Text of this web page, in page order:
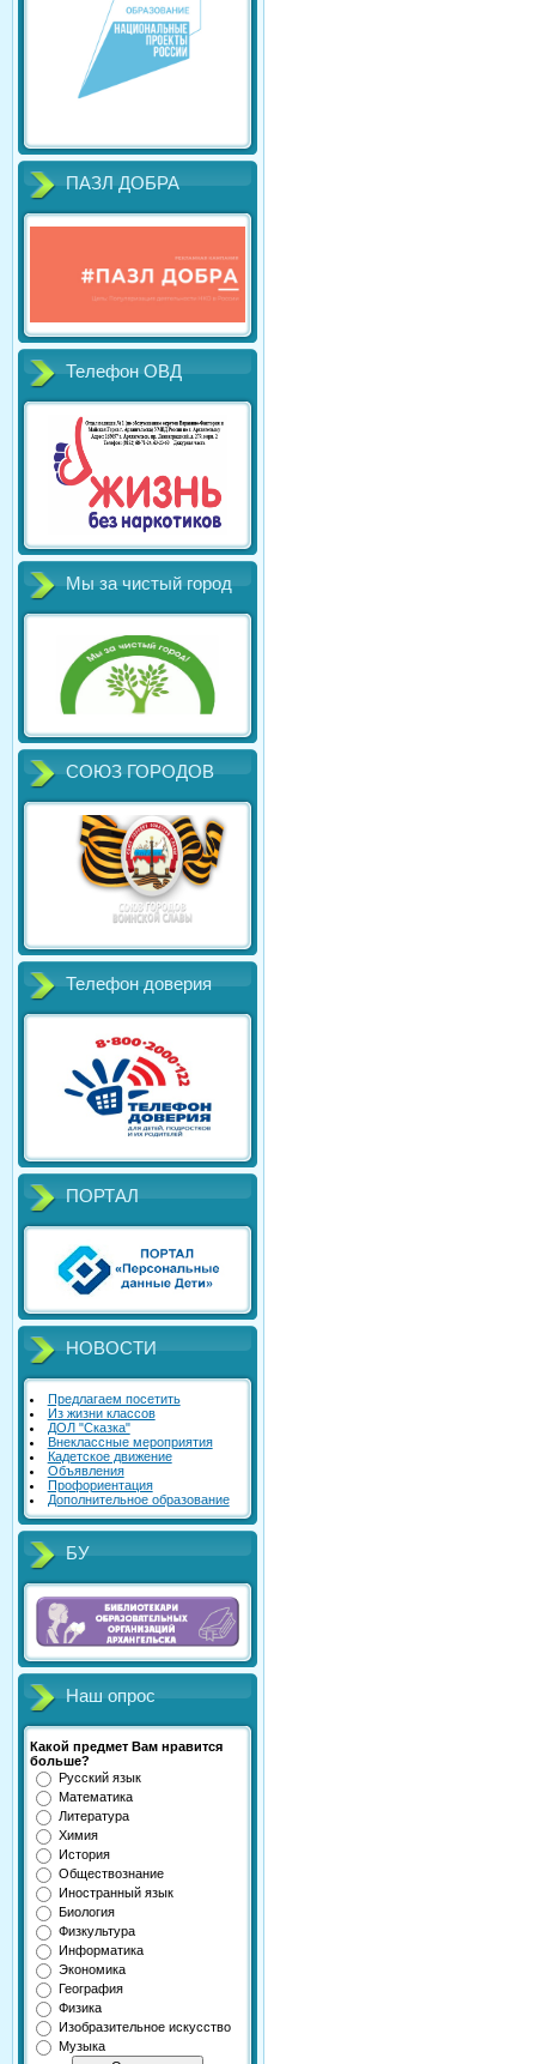
ПАЗЛ ДОБРА
Телефон ОВД
Мы за чистый город
СОЮЗ ГОРОДОВ
Телефон доверия
ПОРТАЛ
НОВОСТИ
Предлагаем посетить
Из жизни классов
ДОЛ "Сказка"
Внеклассные мероприятия
Кадетское движение
Объявления
Профориентация
Дополнительное образование
БУ
Наш опрос
Какой предмет Вам нравится
больше?
Русский язык
Математика
Литература
Химия
История
Обществознание
Иностранный язык
Биология
Физкультура
Информатика
Экономика
География
Физика
Изобразительное искусство
Музыка